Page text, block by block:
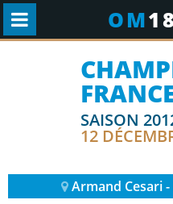
OM
SAISON
12
Armand Cesari